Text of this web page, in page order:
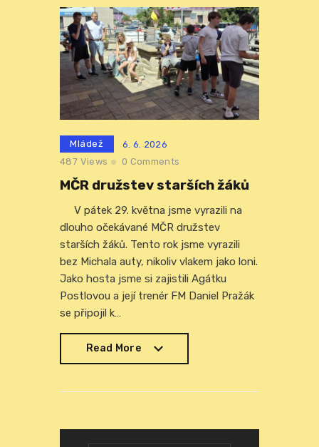
Mládež
6. 6. 2026
487 Views 0 Comments
MČR družstev starších žáků
V pátek 29. května jsme vyrazili na
dlouho očekávané MČR družstev
starších žáků. Tento rok jsme vyrazili
bez Michala auty, nikoliv vlakem jako loni.
Jako hosta jsme si zajistili Agátku
Postlovou a její trenér FM Daniel Pražák
se připojil k…
Read More